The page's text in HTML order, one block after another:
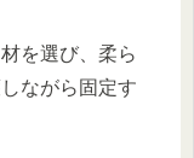
を選び、柔ら
ながら固定す